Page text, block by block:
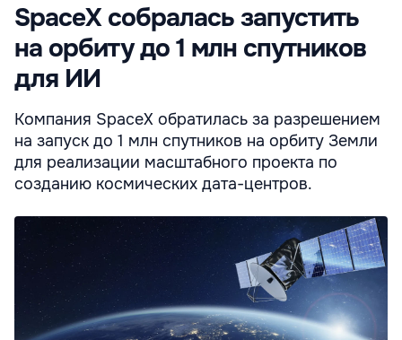
SpaceX собралась запустить
на орбиту до 1 млн спутников
для ИИ
Компания SpaceX обратилась за разрешением
на запуск до 1 млн спутников на орбиту Земли
для реализации масштабного проекта по
созданию космических дата-центров.